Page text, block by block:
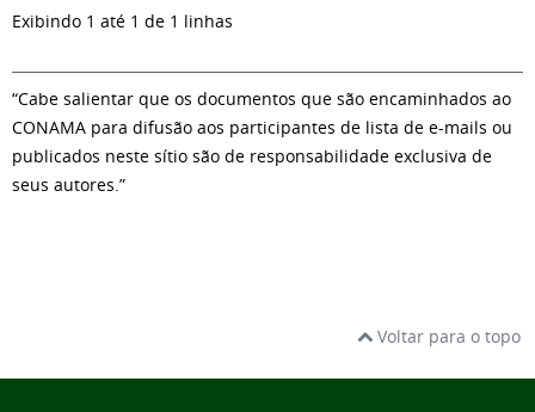
Exibindo 1 até 1 de 1 linhas
“Cabe salientar que os documentos que são encaminhados ao
CONAMA para difusão aos participantes de lista de e-mails ou
publicados neste sítio são de responsabilidade exclusiva de
seus autores.”
Voltar para o topo